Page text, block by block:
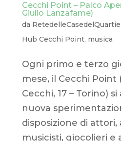
Cecchi Point – Palco
Giulio Lanzafame)
da
Hub Cecchi Point, musica
Ogni primo e terzo
mese, il Cecchi Point
Cecchi, 17 – Torino)
nuova
disposizione di attori,
musicisti, giocolieri e